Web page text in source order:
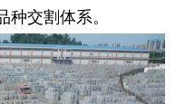
交割体系。